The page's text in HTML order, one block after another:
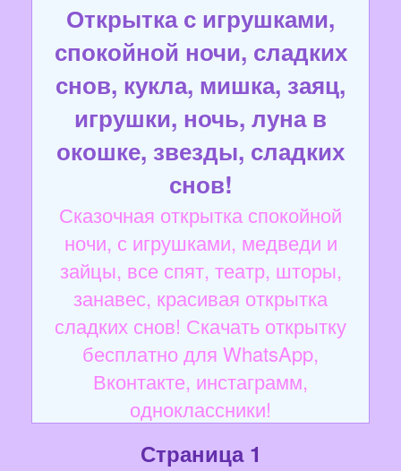
Открытка с игрушками,
спокойной ночи, сладких
снов, кукла, мишка, заяц,
игрушки, ночь, луна в
окошке, звезды, сладких
снов!
Сказочная открытка спокойной
ночи, с игрушками, медведи и
зайцы, все спят, театр, шторы,
занавес, красивая открытка
сладких снов! Скачать открытку
бесплатно для WhatsApp,
Вконтакте, инстаграмм,
одноклассники!
Страница 1